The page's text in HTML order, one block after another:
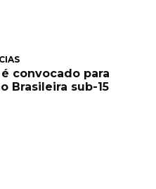
convocado para
Brasileira sub-15